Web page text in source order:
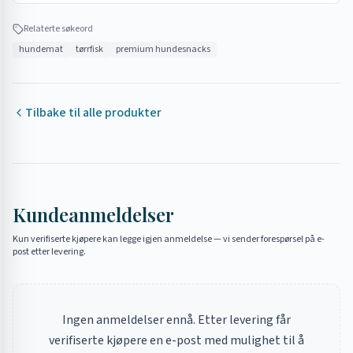
•Hold øye med hunden de første gangene – noen hunder
svelger for raskt
Relaterte søkeord
hundemat
tørrfisk premium hundesnacks
Tilbake til alle produkter
Kundeanmeldelser
Kun verifiserte kjøpere kan legge igjen anmeldelse — vi sender forespørsel på e-
post etter levering.
Ingen anmeldelser ennå. Etter levering får
verifiserte kjøpere en e-post med mulighet til å